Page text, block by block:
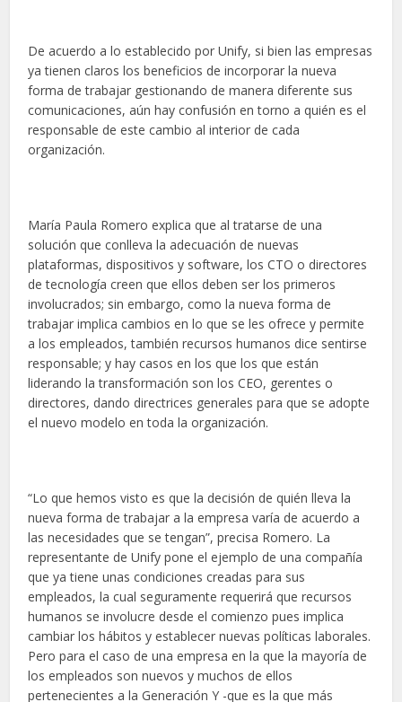
De acuerdo a lo establecido por Unify, si bien las empresas
ya tienen claros los beneficios de incorporar la nueva
forma de trabajar gestionando de manera diferente sus
comunicaciones, aún hay confusión en torno a quién es el
responsable de este cambio al interior de cada
organización.
María Paula Romero explica que al tratarse de una
solución que conlleva la adecuación de nuevas
plataformas, dispositivos y software, los CTO o directores
de tecnología creen que ellos deben ser los primeros
involucrados; sin embargo, como la nueva forma de
trabajar implica cambios en lo que se les ofrece y permite
a los empleados, también recursos humanos dice sentirse
responsable; y hay casos en los que los que están
liderando la transformación son los CEO, gerentes o
directores, dando directrices generales para que se adopte
el nuevo modelo en toda la organización.
“Lo que hemos visto es que la decisión de quién lleva la
nueva forma de trabajar a la empresa varía de acuerdo a
las necesidades que se tengan”, precisa Romero. La
representante de Unify pone el ejemplo de una compañía
que ya tiene unas condiciones creadas para sus
empleados, la cual seguramente requerirá que recursos
humanos se involucre desde el comienzo pues implica
cambiar los hábitos y establecer nuevas políticas laborales.
Pero para el caso de una empresa en la que la mayoría de
los empleados son nuevos y muchos de ellos
pertenecientes a la Generación Y -que es la que más